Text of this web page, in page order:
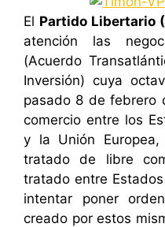
El Partido Libertario
atención las
(Acuerdo
Inversión) cuya
pasado 8 de febrero
comercio entre los
y la Unión
tratado de libre
tratado entre
intentar poner
creado por estos